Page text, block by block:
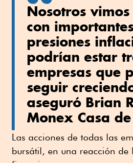
Nosotros
con
presiones
podrían estar
empresas que
seguir
aseguró Brian
Monex Casa
Las acciones de todas las
bursátil, en una reacción de